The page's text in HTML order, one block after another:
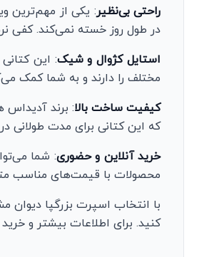
راحتی بی‌نظیر: یکی از مهم‌ترین
در طول روز خسته نمی‌کند. کفی
استایل کژوال و شیک: این
مختلف را دارند و به شما کمک
کیفیت ساخت بالا: برند
که این کتانی برای مدت طولانی
خرید آنلاین و حضوری: شما
محصولات با قیمت‌های مناسب
با انتخاب اسپرت بزرگپا
کنید. برای اطلاعات بیشتر و